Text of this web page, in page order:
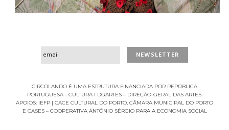
CIRCOLANDO É UMA ESTRUTURA FINANCIADA POR REPÚBLICA
PORTUGUESA - CULTURA I DGARTES – DIREÇÃO-GERAL DAS ARTES.
APOIOS: IEFP | CACE CULTURAL DO PORTO, CÂMARA MUNICIPAL DO PORTO
E CASES – COOPERATIVA ANTÓNIO SÉRGIO PARA A ECONOMIA SOCIAL